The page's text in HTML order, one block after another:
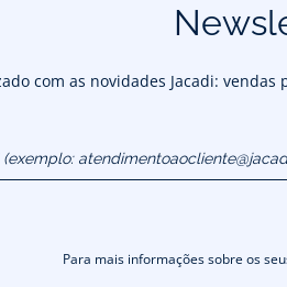
com as novidades Jacadi:
Para mais informações sobre os